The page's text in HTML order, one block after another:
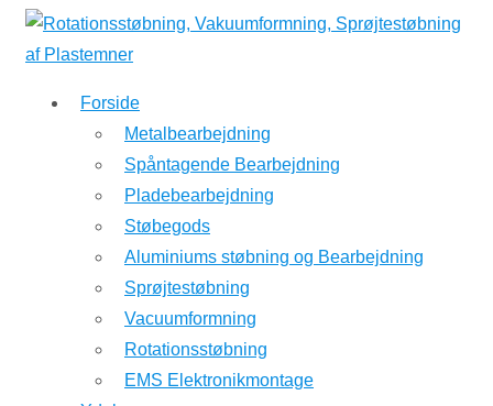
↓
Hop
hovedindhold
Forside
Metalbearbejdning
Spåntagende Bearbejdning
Pladebearbejdning
Støbegods
Aluminiums støbning og Bearbejdning
Sprøjtestøbning
Vacuumformning
Rotationsstøbning
EMS Elektronikmontage